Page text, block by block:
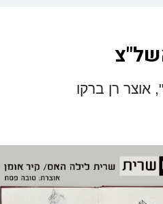
אוצר רן ברקו